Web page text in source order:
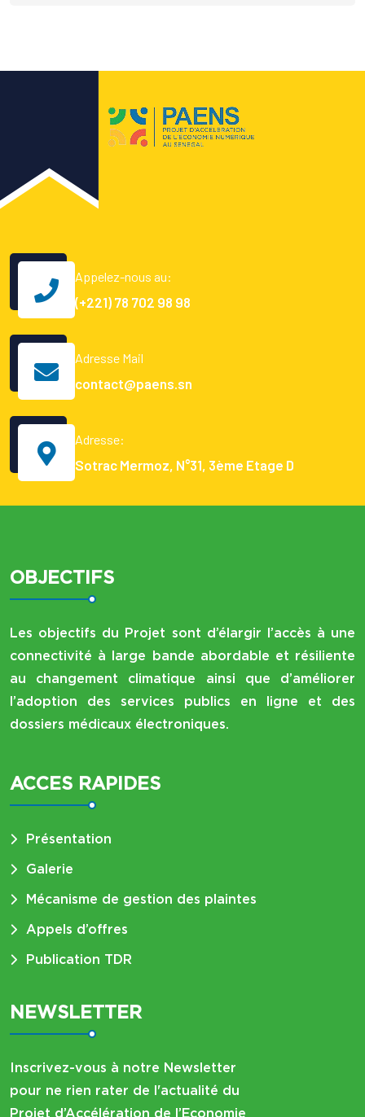
Appelez-nous au:
(+221) 78 702 98 98
Adresse Mail
contact@paens.sn
Adresse:
Sotrac Mermoz, N°31, 3ème Etage D
OBJECTIFS
Les objectifs du Projet sont d’élargir l’accès à une
connectivité à large bande abordable et résiliente
au changement climatique ainsi que d’améliorer
l’adoption des services publics en ligne et des
dossiers médicaux électroniques.
ACCES RAPIDES
Présentation
Galerie
Mécanisme de gestion des plaintes
Appels d’offres
Publication TDR
NEWSLETTER
Inscrivez-vous à notre Newsletter
pour ne rien rater de l'actualité du
Projet d’Accélération de l’Economie